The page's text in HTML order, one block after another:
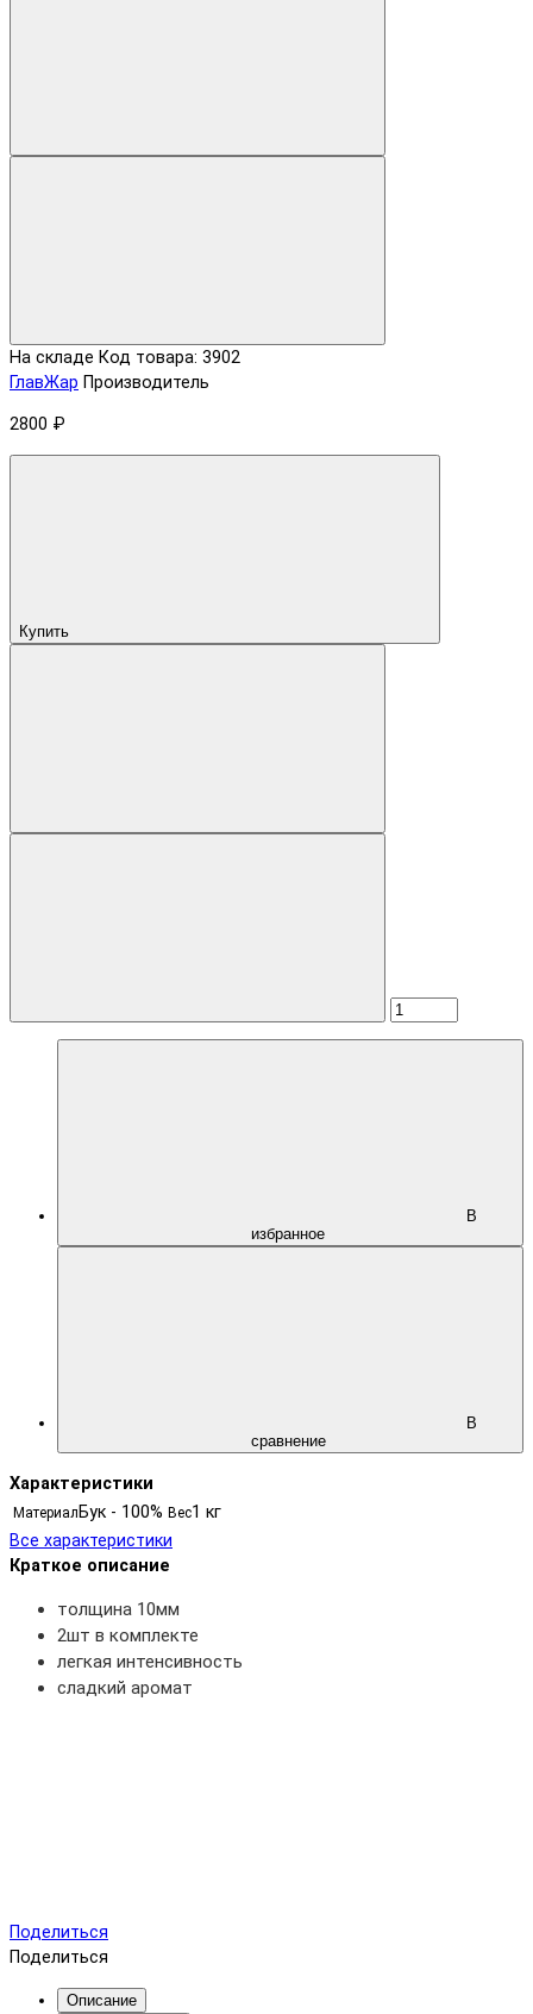
На складе Код товара: 3902
ГлавЖар Производитель
2800 ₽
Купить
В
избранное
В
сравнение
Характеристики
Материал Бук - 100% Вес1 кг
Все характеристики
Краткое описание
толщина 10мм
2шт в комплекте
легкая интенсивность
сладкий аромат
Поделиться
Поделиться
Описание